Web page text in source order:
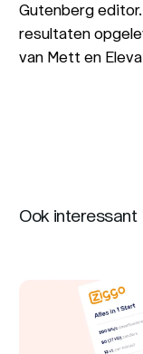
Gutenberg
resultaten
van Mett en
Ook interessant